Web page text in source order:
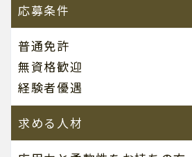
応募条件
普通免許
無資格歓迎
経験者優遇
求める人材